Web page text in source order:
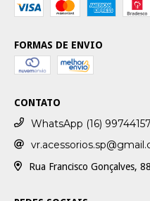
FORMAS DE ENVIO
CONTATO
WhatsApp (16)
Rua Francisco Gonçalves,